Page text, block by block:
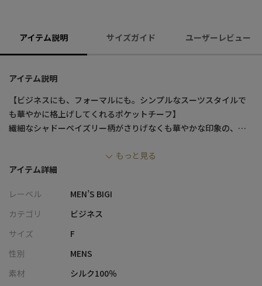
アイテム説明 サイズガイド ユーザーレビュー
アイテム説明
【ビジネスにも、フォーマルにも。シンプルなスーツスタイルで
も華やかに格上げしてくれるポケットチーフ】
繊細なシャドーペイズリー柄がさりげなくも華やかな印象の、シ
ビジネスシーンはもちろん、結婚式やパーティー、セレモニーと
いったフォーマルな場にも対応します。
【デザイン／素材】
デザインには、控えめながら印象的なシャドーペイズリー柄を使
光の角度によって浮かび上がるような繊細な模様が、大人の落ち
着いた華やかさを醸し出します。
素材はシルク100％。
もっと見る
アイテム詳細
レーベル
MEN’S BIGI
カテゴリ
ビジネス
サイズ
F
性別
MENS
素材
シルク100％